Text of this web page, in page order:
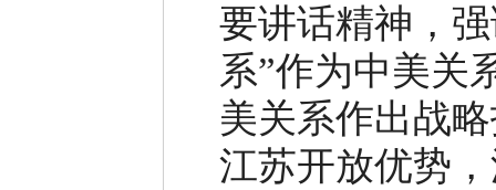
要讲话精神，
系”作为中美关
美关系作出战
江苏开放优势